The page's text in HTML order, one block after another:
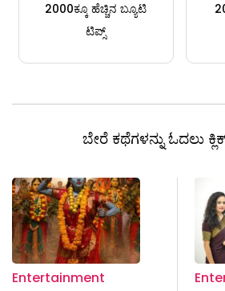
2000ಕ್ಕೂ ಹೆಚ್ಚಿನ ಬ್ಯೂಟಿ
ಟಿಪ್ಸ್
ಬೇರೆ ಕಥೆಗಳನ್ನು ಓದಲು
Entertainment